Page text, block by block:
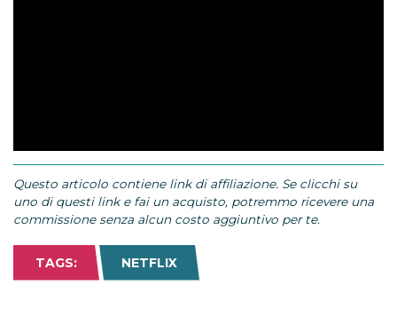
Questo articolo contiene link di affiliazione. Se clicchi su
uno di questi link e fai un acquisto, potremmo ricevere una
commissione senza alcun costo aggiuntivo per te.
TAGS: NETFLIX